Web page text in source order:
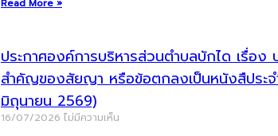
Read More »
ประกาศองค์การบริหารส่วนตำบลบักได เรื่อง
สำคัญของสัยญา หรือข้อตกลงเป็นหนังสืประ
มิถุนายน 2569)
16/07/2026 ไม่มีความเห็น